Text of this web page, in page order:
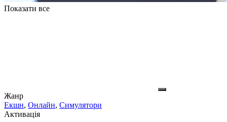
Показати все
Жанр
Екшн, Онлайн, Симулятори
Активація